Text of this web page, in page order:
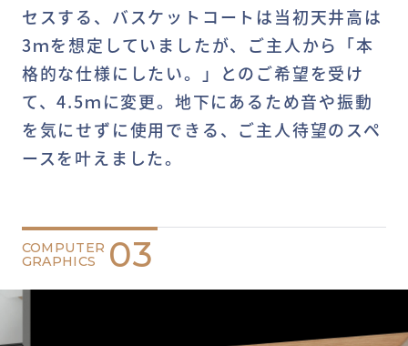
セスする、バスケットコートは当初天井高は
3ｍを想定していましたが、ご主人から「本
格的な仕様にしたい。」とのご希望を受け
て、4.5ｍに変更。地下にあるため音や振動
を気にせずに使用できる、ご主人待望のスペ
ースを叶えました。
COMPUTER
GRAPHICS
03